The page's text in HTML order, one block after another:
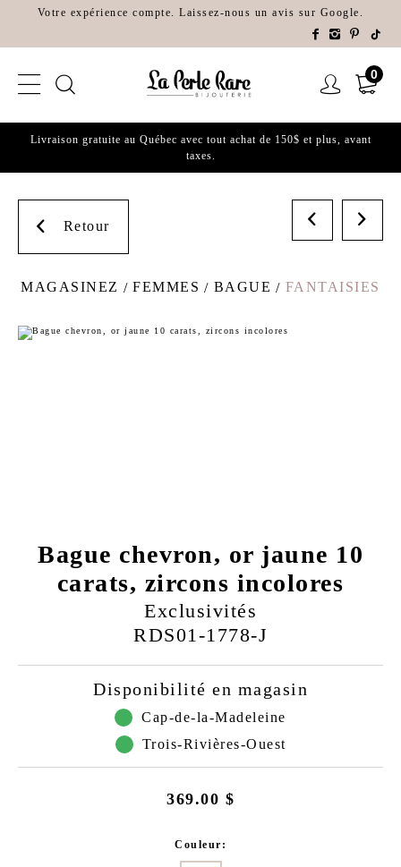
Votre expérience compte. Laissez-nous un avis sur Google.
0
Livraison gratuite au Québec avec tout achat de 150$ et plus, avant
taxes.
Retour
MAGASINEZ FEMMES BAGUE FANTAISIES
Bague chevron, or jaune 10
carats, zircons incolores
Exclusivités
RDS01-1778-J
Disponibilité en magasin
Cap-de-la-Madeleine
Trois-Rivières-Ouest
369.00 $
Couleur: